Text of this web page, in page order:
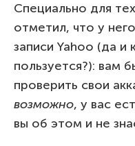
Специально для
отметил, что у
записи Yahoo (да
пользуется?): вам
проверить свои
возможно, у вас
вы об этом и не